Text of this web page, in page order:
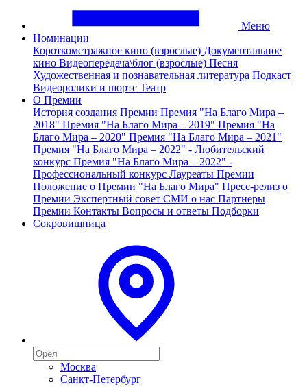
Меню
Номинации
Короткометражное кино (взрослые) Документальное
кино Видеопередача\блог (взрослые) Песня
Художественная и познавательная литература Подкаст
Видеоролики и шортс Театр
О Премии
История создания Премии Премия "На Благо Мира –
2018" Премия "На Благо Мира – 2019" Премия "На
Благо Мира – 2020" Премия "На Благо Мира – 2021"
Премия "На Благо Мира – 2022" - Любительский
конкурс Премия "На Благо Мира – 2022" -
Профессиональный конкурс Лауреаты Премии
Положение о Премии "На Благо Мира" Пресс-релиз о
Премии Экспертный совет СМИ о нас Партнеры
Премии Контакты Вопросы и ответы Подборки
Сокровищница
Москва
Санкт-Петербург